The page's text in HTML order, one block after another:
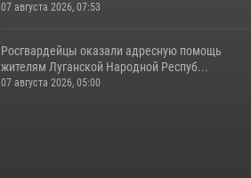
07 августа 2026, 07:53
Росгвардейцы оказали адресную помощь
жителям Луганской Народной Респуб...
07 августа 2026, 05:00